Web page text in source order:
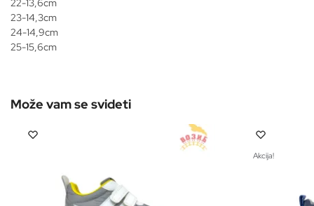
22-13,6cm
23-14,3cm
24-14,9cm
25-15,6cm
Akcija!